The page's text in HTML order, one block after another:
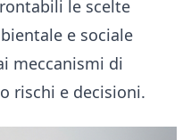
le scelte
e sociale
meccanismi di
rischi e decisioni.